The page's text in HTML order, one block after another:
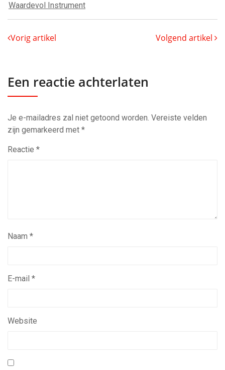
Waardevol Instrument
Vorig artikel Volgend artikel
Een reactie achterlaten
Je e-mailadres zal niet getoond worden. Vereiste velden
zijn gemarkeerd met *
Reactie *
Naam *
E-mail *
Website